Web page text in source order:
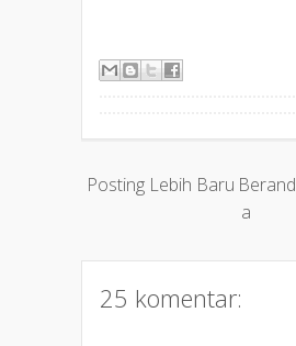
Posting Lebih Baru Berand
a
25 komentar: